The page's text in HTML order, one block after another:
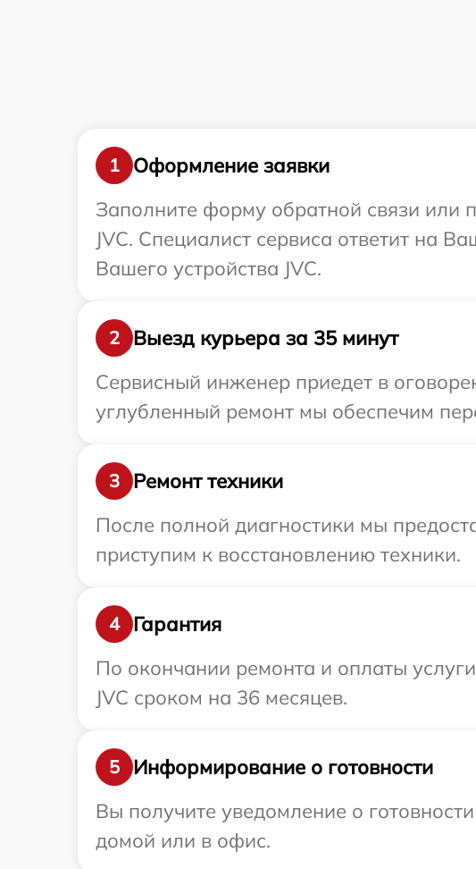
1
Оформление заявки
Заполните форму обратной связи или
JVC. Специалист сервиса ответит на
Вашего устройства JVC.
2
Выезд курьера за 35 минут
Сервисный инженер приедет в
углубленный ремонт мы обеспечим
3
Ремонт техники
После полной диагностики мы
приступим к восстановлению техники.
4
Гарантия
По окончании ремонта и оплаты
JVC сроком на 36 месяцев.
5
Информирование о готовности
Вы получите уведомление о
домой или в офис.